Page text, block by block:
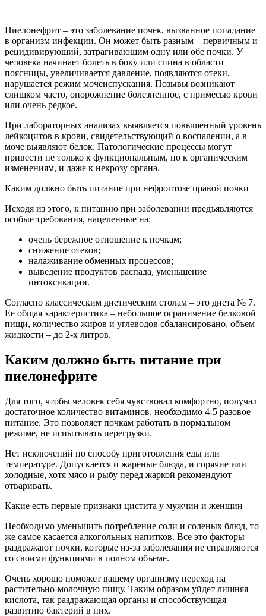
Пиелонефрит – это заболевание почек, вызванное попадание
в организм инфекции. Он может быть разным – первичным и
рецидивирующий, затрагивающим одну или обе почки. У
человека начинает болеть в боку или спина в области
поясницы, увеличивается давление, появляются отеки,
нарушается режим мочеиспускания. Позывы возникают
слишком часто, опорожнение болезненное, с примесью крови
или очень редкое.
При лабораторных анализах выявляется повышенный уровень
лейкоцитов в крови, свидетельствующий о воспалении, а в
моче выявляют белок. Патологические процессы могут
привести не только к функциональным, но к органическим
изменениям, и даже к некрозу органа.
Каким должно быть питание при нефроптозе правой почки
Исходя из этого, к питанию при заболевании предъявляются
особые требования, нацеленные на:
очень бережное отношение к почкам;
снижение отеков;
налаживание обменных процессов;
выведение продуктов распада, уменьшение
интоксикации.
Согласно классическим диетическим столам – это диета № 7.
Ее общая характеристика – небольшое ограничение белковой
пищи, количество жиров и углеводов сбалансировано, объем
жидкости – до 2-х литров.
Каким должно быть питание при
пиелонефрите
Для того, чтобы человек себя чувствовал комфортно, получал
достаточное количество витаминов, необходимо 4-5 разовое
питание. Это позволяет почкам работать в нормальном
режиме, не испытывать перегрузки.
Нет исключений по способу приготовления еды или
температуре. Допускается и жареные блюда, и горячие или
холодные, хотя мясо и рыбу перед жаркой рекомендуют
отваривать.
Какие есть первые признаки цистита у мужчин и женщин
Необходимо уменьшить потребление соли и соленых блюд, то
же самое касается алкогольных напитков. Все это факторы
раздражают почки, которые из-за заболевания не справляются
со своими функциями в полном объеме.
Очень хорошо поможет вашему организму переход на
растительно-молочную пищу. Таким образом уйдет лишняя
кислота, так раздражающая органы и способствующая
развитию бактерий в них.